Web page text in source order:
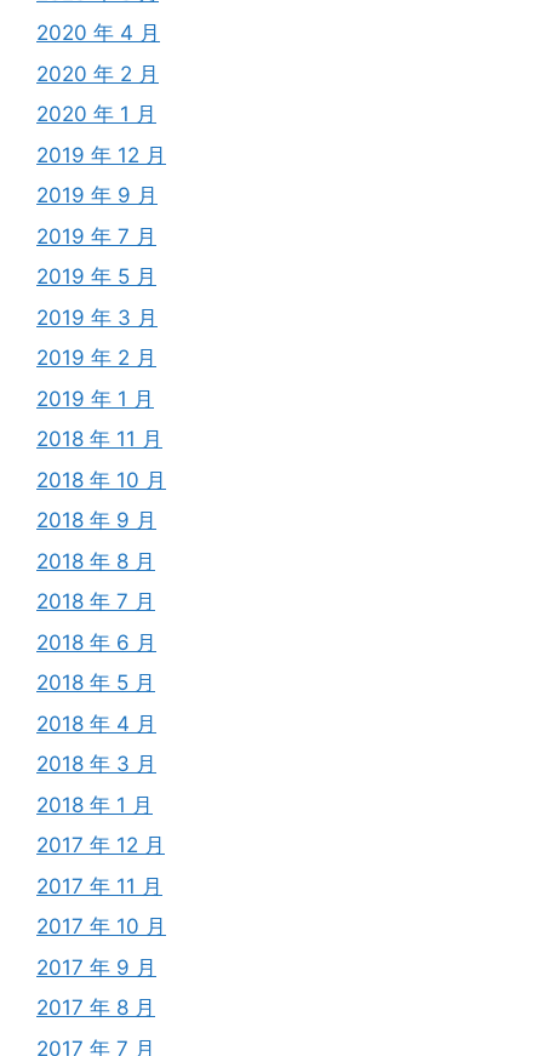
2020 年 4 月
2020 年 2 月
2020 年 1 月
2019 年 12 月
2019 年 9 月
2019 年 7 月
2019 年 5 月
2019 年 3 月
2019 年 2 月
2019 年 1 月
2018 年 11 月
2018 年 10 月
2018 年 9 月
2018 年 8 月
2018 年 7 月
2018 年 6 月
2018 年 5 月
2018 年 4 月
2018 年 3 月
2018 年 1 月
2017 年 12 月
2017 年 11 月
2017 年 10 月
2017 年 9 月
2017 年 8 月
2017 年 7 月